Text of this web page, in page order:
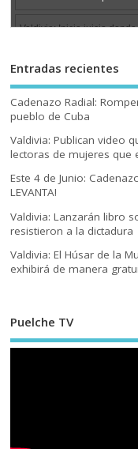
Entradas recientes
Cadenazo Radial:
pueblo de Cuba
Valdivia: Publican video
lectoras de mujeres que
Este 4 de Junio:
LEVANTA!
Valdivia: Lanzarán libro
resistieron a la dictadura
Valdivia: El Húsar de la
exhibirá de manera
Puelche TV